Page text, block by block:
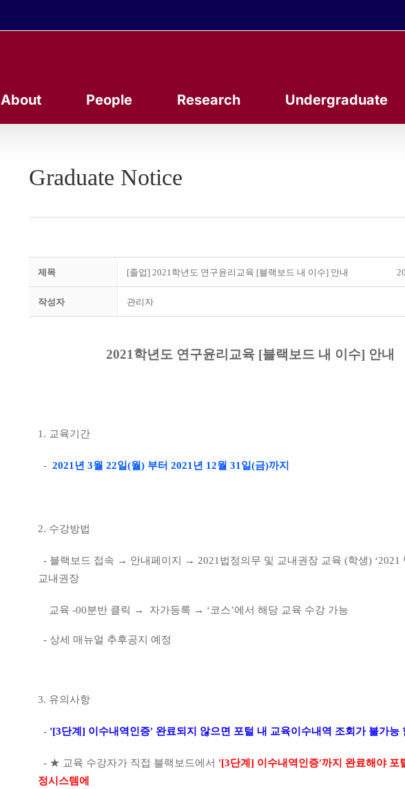
About People Research Undergraduate
Graduate Notice
제목 [졸업] 2021학년도 연구윤리교육 [블랙보드 내 이수] 안내
작성자 관리자
2021학년도 연구윤리교육 [블랙보드 내 이수] 안내
1. 교육기간
- 2021 년 3월 22일(월) 부터 2021 년 12월 31 일(금)까지
2. 수강방법
- 블랙보드 접속 → 안내페이지 → 2021 법정의무 및 교내권장 교육 (학생) ‘2021
교내권장
교육 -00분반 클릭 → 자가등록 → ‘코스’에서 해당 교육 수강 가능
- 상세 매뉴얼 추후공지 예정
3. 유의사항
- '[3단계 ] 이수내역인증' 완료되지 않으면 포털 내 교육이수내역 조회가 불가능
- ★ 교육 수강자가 직접 블랙보드에서 '[3단계 ] 이수내역인증'까지 완료해야 포
정시스템에